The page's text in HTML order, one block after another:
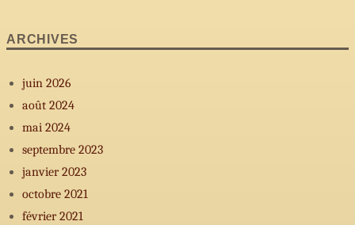
ARCHIVES
juin 2026
août 2024
mai 2024
septembre 2023
janvier 2023
octobre 2021
février 2021